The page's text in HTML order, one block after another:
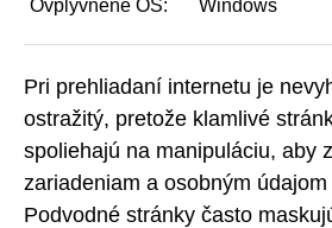
Ovplyvnené OS:
Windows
Pri prehliadaní internetu je
ostražitý, pretože klamlivé
spoliehajú na manipuláciu, aby
zariadeniam a osobným
Podvodné stránky často